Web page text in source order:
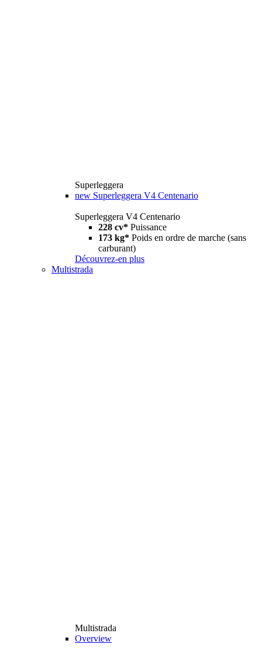
Superleggera
new Superleggera V4 Centenario
Superleggera V4 Centenario
228 cv* Puissance
173 kg* Poids en ordre de marche (sans
carburant)
Découvrez-en plus
Multistrada
Multistrada
Overview